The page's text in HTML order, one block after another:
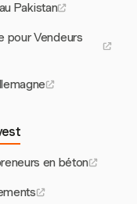
Pakistan
pour Vendeurs
en béton